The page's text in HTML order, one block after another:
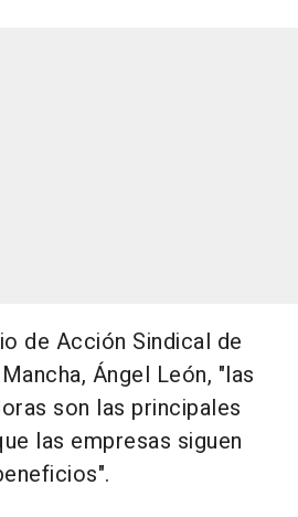
de Acción Sindical de
Ángel León, "las
son las principales
las empresas siguen